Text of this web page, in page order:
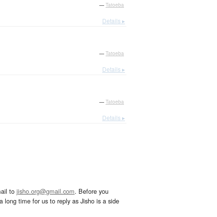
— Tatoeba
Details ▸
— Tatoeba
Details ▸
— Tatoeba
Details ▸
to jisho.org@gmail.com. Before you
long time for us to reply as Jisho is a side